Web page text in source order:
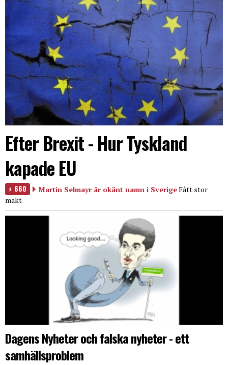
Efter Brexit - Hur Tyskland
kapade EU
660 Martin Selmayr är okänt namn i SverigeFått stor
makt
Dagens Nyheter och falska nyheter - ett
samhällsproblem